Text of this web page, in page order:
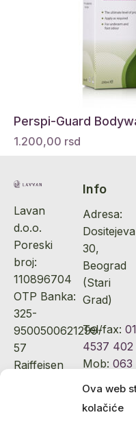
Ova web
kolačiće
Perspi-Guard
1.200,00 rsd
Lavan
d.o.o.
Poreski
broj:
110896704
OTP Banka:
325-
9500500621299-
57
Raiffeisen
Info
Adresa:
Dositejeva
30,
Beograd
(Stari
Grad)
Tel/fax:
4537 402
Mob:063
Email: